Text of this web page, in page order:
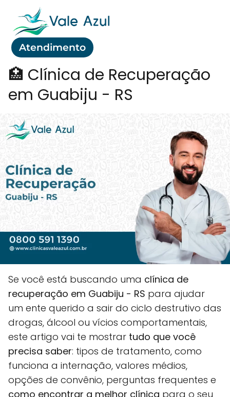
Atendimento
🏥 Clínica de Recuperação
em Guabiju - RS
Se você está buscando uma clínica de
recuperação em Guabiju - RS para ajudar
um ente querido a sair do ciclo destrutivo das
drogas, álcool ou vícios comportamentais,
este artigo vai te mostrar tudo que você
precisa saber: tipos de tratamento, como
funciona a internação, valores médios,
opções de convênio, perguntas frequentes e
como encontrar a melhor clínica para o seu